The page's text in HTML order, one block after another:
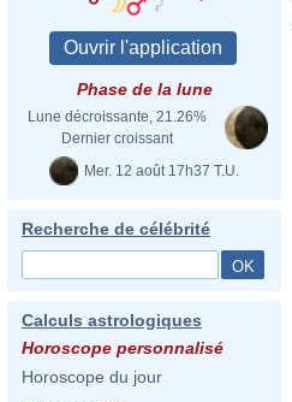
Phase de la lune
Lune décroissante, 21.26%
Dernier croissant
Mer. 12 août 17h37 T.U.
Recherche de célébrité
Calculs astrologiques
Horoscope personnalisé
Horoscope du jour